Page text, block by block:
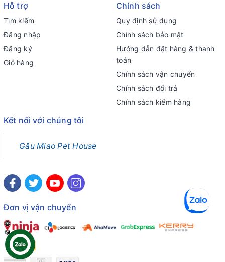
Hỗ trợ
Tìm kiếm
Đăng nhập
Đăng ký
Giỏ hàng
Chính sách
Quy định sử dụng
Chính sách bảo mật
Hướng dẫn đặt hàng & thanh
toán
Chính sách vận chuyển
Chính sách đổi trả
Chính sách kiểm hàng
Kết nối với chúng tôi
Gâu Miao Pet House
Đơn vị vận chuyển